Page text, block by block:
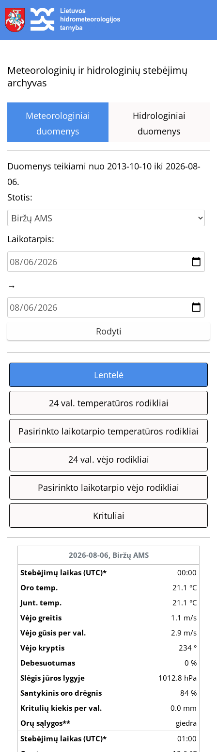
Skip
to
content
Meteorologinių ir hidrologinių stebėjimų
archyvas
Meteorologiniai
duomenys
Hidrologiniai
duomenys
Duomenys teikiami nuo 2013-10-10 iki 2026-08-
06.
Stotis:
Laikotarpis:
→
Lentelė
24 val. temperatūros rodikliai
Pasirinkto laikotarpio temperatūros rodikliai
24 val. vėjo rodikliai
Pasirinkto laikotarpio vėjo rodikliai
Krituliai
2026-08-06,Biržų AMS
00:00
21.1 °C
21.1 °C
1.1 m/s
2.9 m/s
234 °
0 %
1012.8 hPa
84 %
0.0 mm
giedra
01:00